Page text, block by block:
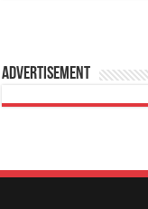
Advertisement